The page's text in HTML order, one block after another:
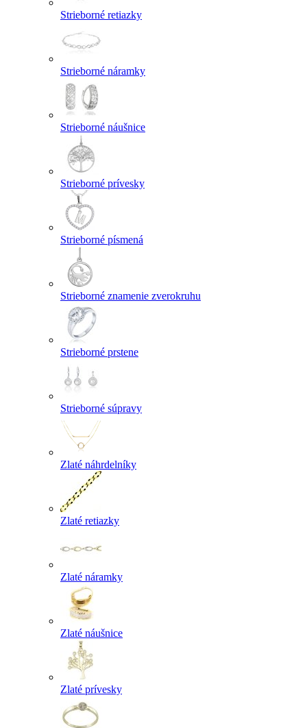
Strieborné retiazky
Strieborné náramky
Strieborné náušnice
Strieborné prívesky
Strieborné písmená
Strieborné znamenie zverokruhu
Strieborné prstene
Strieborné súpravy
Zlaté náhrdelníky
Zlaté retiazky
Zlaté náramky
Zlaté náušnice
Zlaté prívesky